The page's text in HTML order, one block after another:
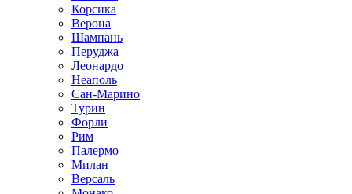
Корсика
Верона
Шампань
Перуджа
Леонардо
Неаполь
Сан-Марино
Турин
Форли
Рим
Палермо
Милан
Версаль